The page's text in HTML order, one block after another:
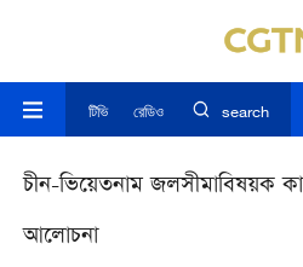
টিভি রেডিও search
চীন-ভিয়েতনাম জলসীমাবিষয়ক
আলোচনা